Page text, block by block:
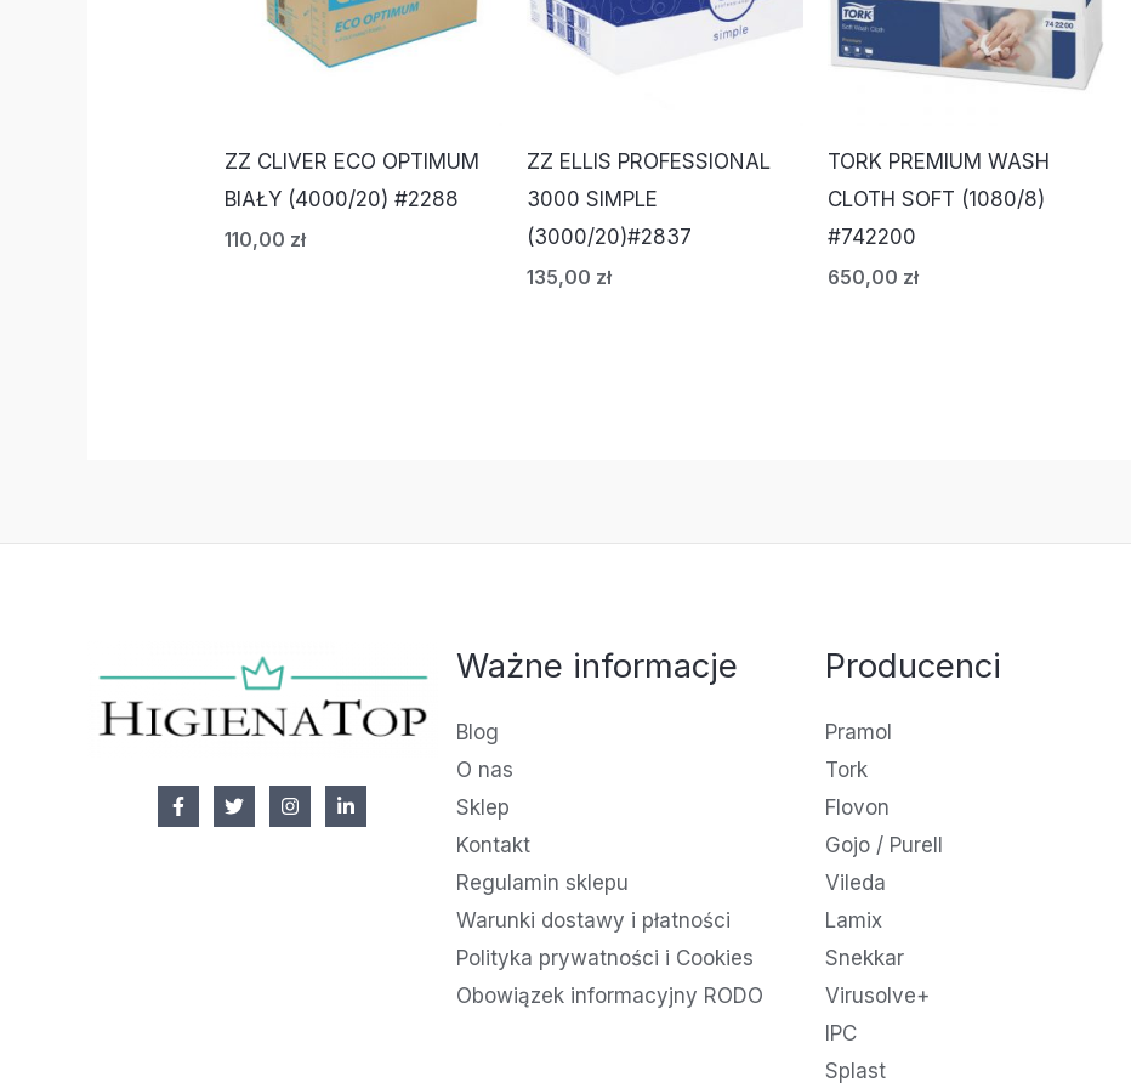
ZZ CLIVER ECO OPTIMUM
BIAŁY (4000/20) #2288
110,00 zł
ZZ ELLIS PROFESSIONAL
3000 SIMPLE
(3000/20)#2837
135,00 zł
TORK PREMIUM WASH
CLOTH SOFT (1080/8)
#742200
650,00 zł
Ważne informacje
Blog
O nas
Sklep
Kontakt
Regulamin sklepu
Warunki dostawy i płatności
Polityka prywatności i Cookies
Obowiązek informacyjny RODO
Producenci
Pramol
Tork
Flovon
Gojo / Purell
Vileda
Lamix
Snekkar
Virusolve+
IPC
Splast